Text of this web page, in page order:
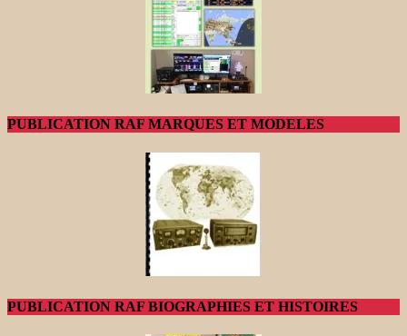
PUBLICATION RAF MARQUES ET MODELES
PUBLICATION RAF BIOGRAPHIES ET HISTOIRES